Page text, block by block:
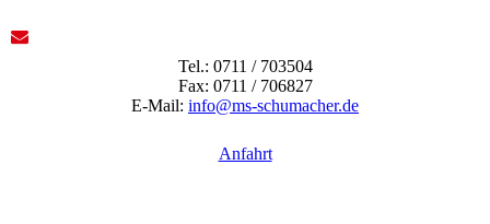
Tel.: 0711 / 703504
Fax: 0711 / 706827
E-Mail: info@ms-schumacher.de
Anfahrt